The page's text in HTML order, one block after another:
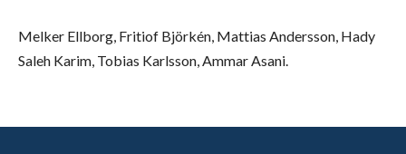
Melker Ellborg, Fritiof Björkén, Mattias Andersson, Hady
Saleh Karim, Tobias Karlsson, Ammar Asani.